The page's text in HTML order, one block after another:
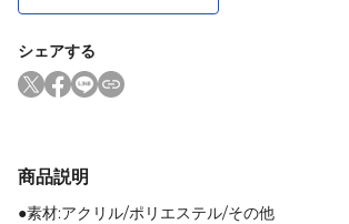
シェアする
商品説明
●素材:アクリル/ポリエステル/その他